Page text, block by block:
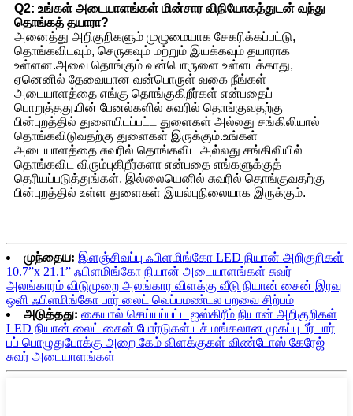
Q2: உங்கள் அடையாளங்கள் மின்சார விநியோகத்துடன் வந்து
தொங்கத் தயாரா?
அனைத்து அறிகுறிகளும் முழுமையாக சேகரிக்கப்பட்டு,
தொங்கவிடவும், செருகவும் மற்றும் இயக்கவும் தயாராக
உள்ளன.அவை தொங்கும் வன்பொருளை உள்ளடக்காது,
ஏனெனில் தேவையான வன்பொருள் வகை நீங்கள்
அடையாளத்தை எங்கு தொங்குகிறீர்கள் என்பதைப்
பொறுத்தது.பின் பேனல்களில் சுவரில் தொங்குவதற்கு
பின்புறத்தில் துளையிடப்பட்ட துளைகள் அல்லது சங்கிலியால்
தொங்கவிடுவதற்கு துளைகள் இருக்கும்.உங்கள்
அடையாளத்தை சுவரில் தொங்கவிட அல்லது சங்கிலியில்
தொங்கவிட விரும்புகிறீர்களா என்பதை எங்களுக்குத்
தெரியப்படுத்துங்கள், இல்லையெனில் சுவரில் தொங்குவதற்கு
பின்புறத்தில் உள்ள துளைகள் இயல்புநிலையாக இருக்கும்.
முந்தைய: இளஞ்சிவப்பு ஃபிளமிங்கோ LED நியான் அறிகுறிகள்
10.7”x 21.1” ஃபிளமிங்கோ நியான் அடையாளங்கள் சுவர்
அலங்காரம் விடுமுறை அலங்கார விளக்கு வீடு நியான் சைன் இரவு
ஒளி ஃபிளமிங்கோ பார் லைட் வெப்பமண்டல பறவை சிற்பம்
அடுத்தது: கையால் செய்யப்பட்ட ஐஸ்கிரீம் நியான் அறிகுறிகள்
LED நியான் லைட் சைன் போர்டுகள் டச் மங்கலான முகப்பு பீர் பார்
பப் பொழுதுபோக்கு அறை கேம் விளக்குகள் விண்டோஸ் கேரேஜ்
சுவர் அடையாளங்கள்